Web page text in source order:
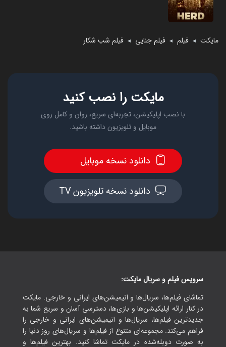
مایکت ◄ فیلم ◄ فیلم جنایی ◄ فیلم شب شکار
مایکت را نصب کنید
با نصب اپلیکیشن، تجربه‌ای سریع، روان و کامل روی
موبایل و تلویزیون داشته باشید.
دانلود نسخه موبایل
دانلود نسخه تلویزیون TV
سرویس فیلم و سریال مایکت:
تماشای فیلم‌ها، سریال‌ها و انیمیشن‌های ایرانی و خارجی. مایکت
در کنار ارائه اپلیکیشن‌ها و بازی‌ها، دسترسی آسان و سریع شما به
جدیدترین فیلم‌ها، سریال‌ها و انیمیشن‌های ایرانی و خارجی را
فراهم می‌کند. مجموعه‌ای متنوع از فیلم‌ها و سریال‌های روز دنیا را
به صورت دوبله‌شده در مایکت تماشا کنید. بهترین فیلم‌ها و